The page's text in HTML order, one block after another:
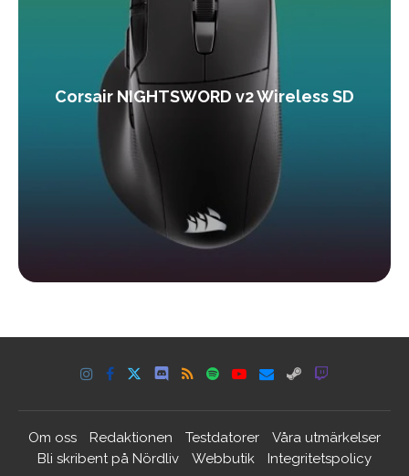
Corsair NIGHTSWORD v2 Wireless SD
Om oss Redaktionen Testdatorer
Våra utmärkelser
Bli skribent på Nördliv
Webbutik Integritetspolicy